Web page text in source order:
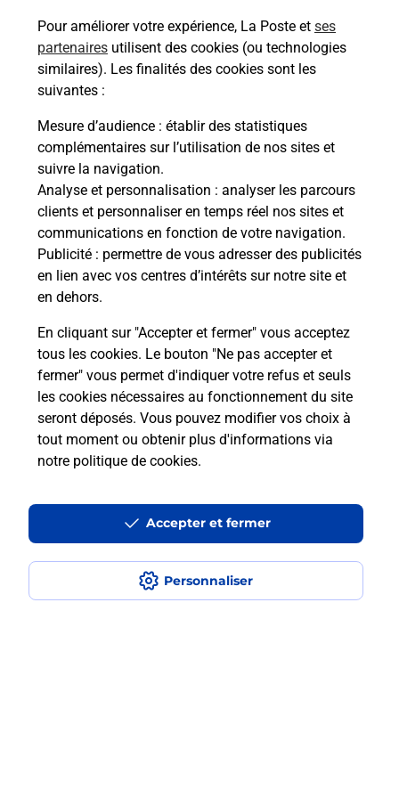
Pour améliorer votre expérience, La Poste et ses
partenaires utilisent des cookies (ou technologies
similaires). Les finalités des cookies sont les
suivantes :
Mesure d’audience : établir des statistiques
complémentaires sur l’utilisation de nos sites et
suivre la navigation.
Analyse et personnalisation : analyser les parcours
clients et personnaliser en temps réel nos sites et
communications en fonction de votre navigation.
Publicité : permettre de vous adresser des publicités
en lien avec vos centres d’intérêts sur notre site et
en dehors.
En cliquant sur "Accepter et fermer" vous acceptez
tous les cookies. Le bouton "Ne pas accepter et
fermer" vous permet d'indiquer votre refus et seuls
les cookies nécessaires au fonctionnement du site
seront déposés. Vous pouvez modifier vos choix à
tout moment ou obtenir plus d'informations via
notre politique de cookies.
Personnaliser
Accepter et fermer
Acheter un iPhone neuf ou reconditionné
Vous recherchez un smartphone pas cher proche
de chez vous ? Découvrez notre offre de
téléphones iPhone Apple dans vos bureaux de
Poste à SAINT DIDIER SUR CHALARONNE (01140)
En savoir plus
Questions fréquemment posées
La téléassistance classique avec